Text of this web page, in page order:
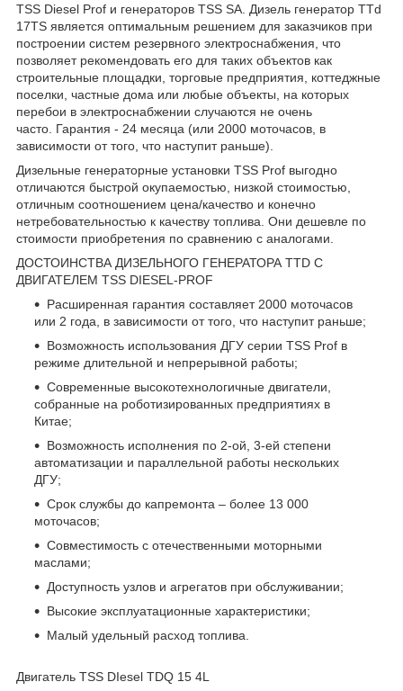
TSS Diesel Prof и генераторов TSS SA. Дизель генератор TTd
17TS является оптимальным решением для заказчиков при
построении систем резервного электроснабжения, что
позволяет рекомендовать его для таких объектов как
строительные площадки, торговые предприятия, коттеджные
поселки, частные дома или любые объекты, на которых
перебои в электроснабжении случаются не очень
часто. Гарантия - 24 месяца (или 2000 моточасов, в
зависимости от того, что наступит раньше).
Дизельные генераторные установки TSS Prof выгодно
отличаются быстрой окупаемостью, низкой стоимостью,
отличным соотношением цена/качество и конечно
нетребовательностью к качеству топлива. Они дешевле по
стоимости приобретения по сравнению с аналогами.
ДОСТОИНСТВА ДИЗЕЛЬНОГО ГЕНЕРАТОРА TTD С
ДВИГАТЕЛЕМ TSS DIESEL-PROF
Расширенная гарантия составляет 2000 моточасов
или 2 года, в зависимости от того, что наступит раньше;
Возможность использования ДГУ серии TSS Prof в
режиме длительной и непрерывной работы;
Современные высокотехнологичные двигатели,
собранные на роботизированных предприятиях в
Китае;
Возможность исполнения по 2-ой, 3-ей степени
автоматизации и параллельной работы нескольких
ДГУ;
Срок службы до капремонта – более 13 000
моточасов;
Совместимость с отечественными моторными
маслами;
Доступность узлов и агрегатов при обслуживании;
Высокие эксплуатационные характеристики;
Малый удельный расход топлива.
Двигатель TSS DIesel TDQ 15 4L